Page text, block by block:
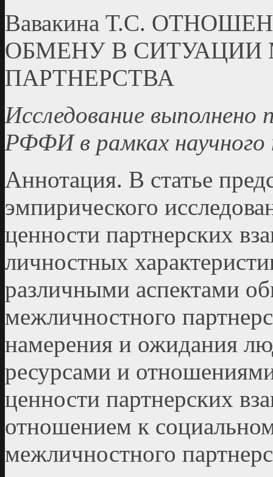
Вавакина Т.С.
ОБМЕНУ В
ПАРТНЕРСТВА
Исследование
РФФИ в рамках
Аннотация. В статье
эмпирического
ценности партнерских
личностных
различными аспектами
межличностного
намерения и ожидания
ресурсами и
ценности партнерских
отношением к
межличностного